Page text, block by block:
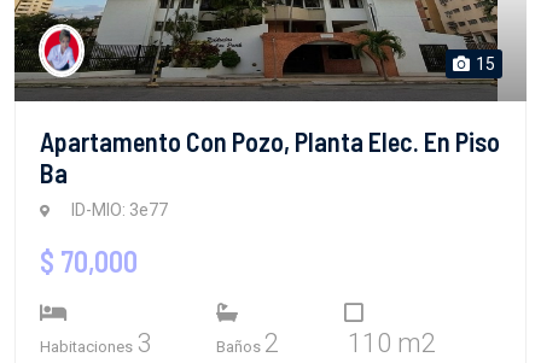
15
Apartamento Con Pozo, Planta Elec. En Piso
Ba
ID-MIO: 3e77
$ 70,000
Habitaciones 3 Baños 2 110 m2